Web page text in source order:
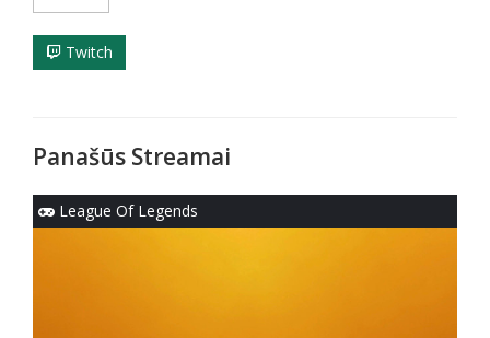
Twitch
Panašūs Streamai
League Of Legends